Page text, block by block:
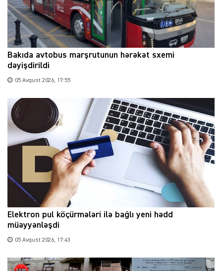
Bakıda avtobus marşrutunun hərəkət sxemi
dəyişdirildi
05 Avqust 2026, 17:55
Elektron pul köçürmələri ilə bağlı yeni hədd
müəyyənləşdi
05 Avqust 2026, 17:43